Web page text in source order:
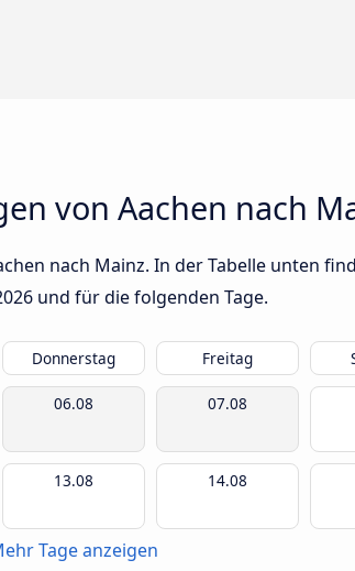
von Aachen nach
nach Mainz. In der Tabelle unten
und für die folgenden Tage.
Donnerstag Freitag
06.08 07.08
13.08 14.08
Tage anzeigen